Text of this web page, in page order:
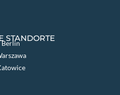
STANDORTE
Berlin